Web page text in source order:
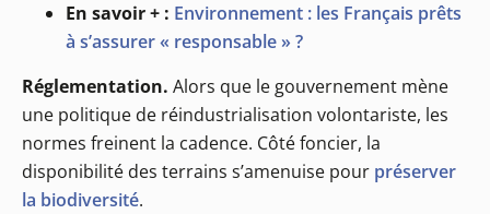
En savoir + : Environnement : les Français prêts
à s’assurer « responsable » ?
Réglementation. Alors que le gouvernement mène
une politique de réindustrialisation volontariste, les
normes freinent la cadence. Côté foncier, la
disponibilité des terrains s’amenuise pour préserver
la biodiversité.